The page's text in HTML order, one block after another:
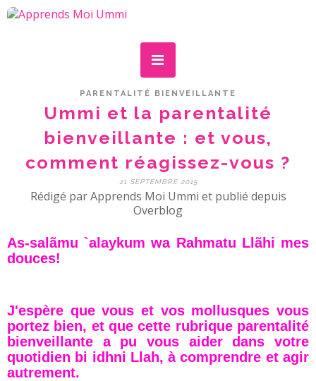
PARENTALITÉ BIENVEILLANTE
Ummi et la parentalité
bienveillante : et vous,
comment réagissez-vous ?
21 SEPTEMBRE 2015
Rédigé par Apprends Moi Ummi et publié depuis
Overblog
As-salãmu `alaykum wa Rahmatu Llãhi mes
douces!
J'espère que vous et vos mollusques vous
portez bien, et que cette rubrique parentalité
bienveillante a pu vous aider dans votre
quotidien bi idhni Llah, à comprendre et agir
autrement.